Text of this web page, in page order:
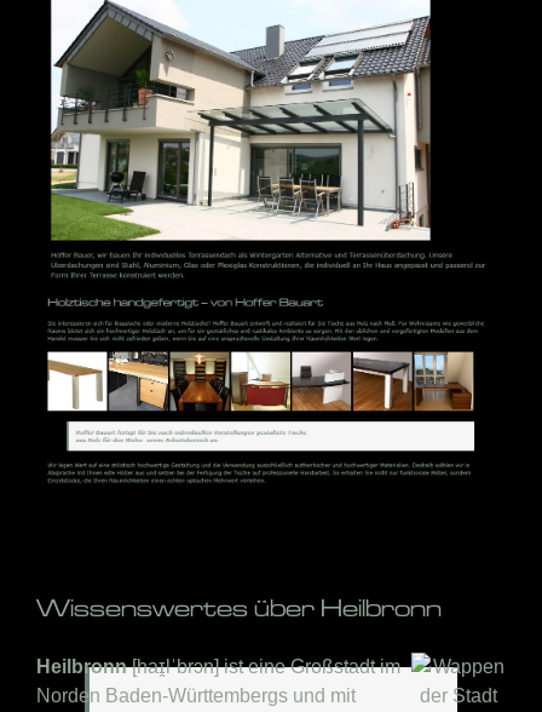
Wissenswertes über Heilbronn
Heilbronn[haɪ̯lˈbrɔn] ist eine Großstadt im
Norden Baden-Württembergs und mit